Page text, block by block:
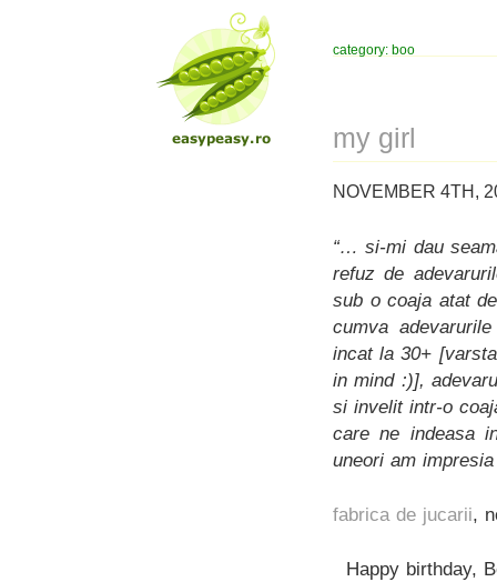
category: boo
my girl
NOVEMBER 4TH,
“… si-mi dau
refuz de
sub o coaja atat
cumva
incat la 30+
in mind :)],
si invelit intr-o
care ne indeasa
uneori am
fabrica de jucarii,
Happy birthday,